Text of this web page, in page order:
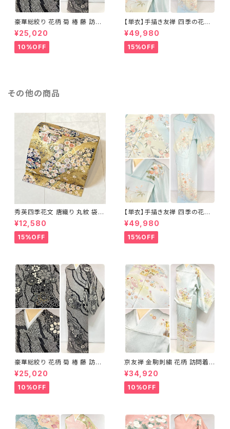
豪華総絞り 花柄 菊 椿 藤 訪問
着 鹿の子絞り ラメ 正絹 黒 白
グレー 1435
¥25,020
10%OFF
【単衣】手描き友禅 四季の花々
正絹 訪問着 水色 黄緑 白 パス
テルカラー 1431
¥49,980
15%OFF
その他の商品
秀英四季花文 唐織り 丸紋 袋帯
正絹 金糸 ゴールド 紺 ピンク 7
05
¥12,580
15%OFF
【単衣】手描き友禅 四季の花々
正絹 訪問着 水色 黄緑 白 パス
テルカラー 1431
¥49,980
15%OFF
豪華総絞り 花柄 菊 椿 藤 訪問
着 鹿の子絞り ラメ 正絹 黒 白
グレー 1435
¥25,020
10%OFF
京友禅 金駒刺繍 花柄 訪問着
正絹 水色 黄緑 パステルカラー
アイスグリーン 1433
¥34,920
10%OFF